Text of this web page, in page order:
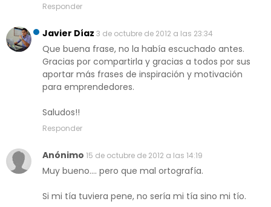
Responder
Javier Díaz 3 de octubre de 2012 a las 23:34
Que buena frase, no la había escuchado antes.
Gracias por compartirla y gracias a todos por sus
aportar más frases de inspiración y motivación
para emprendedores.
Saludos!!
Responder
Anónimo 15 de octubre de 2012 a las 14:19
Muy bueno.... pero que mal ortografía.
Si mi tía tuviera pene, no sería mi tía sino mi tío.